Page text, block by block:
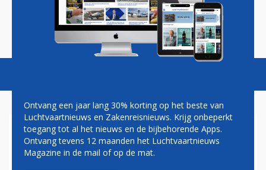
Magazine Podcasts Vacatures
BOEREN WILLEN MOGELIJK
SCHIPHOL BLOKKEREN
Ontvang een jaar lang 30% korting op het beste van
Luchtvaartnieuws en Zakenreisnieuws. Krijg onbeperkt
toegang tot al het nieuws en de bijbehorende Apps.
Ontvang tevens 12 maanden het Luchtvaartnieuws
Magazine in de mail of op de mat.